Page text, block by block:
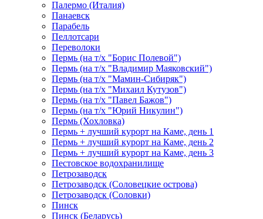
Палермо (Италия)
Панаевск
Парабель
Пеллотсари
Переволоки
Пермь (на т/х "Борис Полевой")
Пермь (на т/х "Владимир Маяковский")
Пермь (на т/х "Мамин-Сибиряк")
Пермь (на т/х "Михаил Кутузов")
Пермь (на т/х "Павел Бажов")
Пермь (на т/х "Юрий Никулин")
Пермь (Хохловка)
Пермь + лучший курорт на Каме, день 1
Пермь + лучший курорт на Каме, день 2
Пермь + лучший курорт на Каме, день 3
Пестовское водохранилище
Петрозаводск
Петрозаводск (Соловецкие острова)
Петрозаводск (Соловки)
Пинск
Пинск (Беларусь)